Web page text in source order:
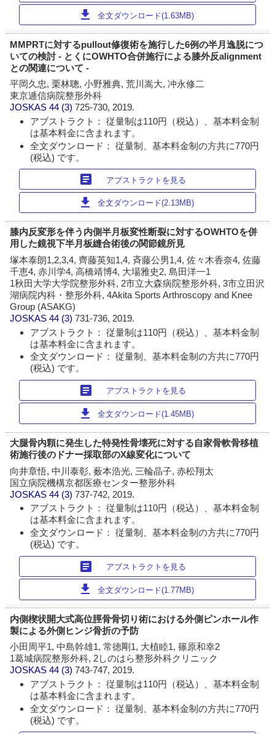
download 全文ダウンロード(1.63MB)
MMPRTに対するpullout修復術を施行した6例の半月逸脱につ
いての検討 - とくにOWHTO合併施行による膝外反alignment
との関連について -
平岡久忠, 栗林聰, 小野雅典, 荒川嵩大, 冲永修二
東京逓信病院整形外科
JOSKAS 44 (3)725-730, 2019.
アブストラクト： 従量制は110円（税込）、基本料金制
は基本料金に含まれます。
全文ダウンロード： 従量制、基本料金制の方共に770円
(税込) です。
article アブストラクトを見る
download 全文ダウンロード(2.13MB)
膝内反変形を伴う内側半月板変性断裂に対するOWHTOを併
用した鏡視下半月板縫合術後の関節鏡所見
塚本泰朗1,2,3,4, 齊藤英知1,4, 斉藤公男1,4, 佐々木香奈4, 佐藤
千恵4, 赤川学4, 高橋靖博4, 大場雅史2, 島田洋一1
1秋田大学大学院整形外科, 2市立大森病院整形外科, 3市立田沢
湖病院内科・整形外科, 4Akita Sports Arthroscopy and Knee
Group (ASAKG)
JOSKAS 44 (3)731-736, 2019.
アブストラクト： 従量制は110円（税込）、基本料金制
は基本料金に含まれます。
全文ダウンロード： 従量制、基本料金制の方共に770円
(税込) です。
article アブストラクトを見る
download 全文ダウンロード(1.45MB)
大腿骨内顆に発生した特発性骨壊死に対する自家骨軟骨移植
術施行後のドナー採取部のX線変化について
向井章悟, 中川泰彰, 薮本浩光, 三輪晶子, 赤松翔太
国立病院機構京都医療センター整形外科
JOSKAS 44 (3)737-742, 2019.
アブストラクト： 従量制は110円（税込）、基本料金制
は基本料金に含まれます。
全文ダウンロード： 従量制、基本料金制の方共に770円
(税込) です。
article アブストラクトを見る
download 全文ダウンロード(1.77MB)
内側楔状開大式高位脛骨骨切り術における外側ピンホール作
製による外側ヒンジ骨折の予防
小田周平1, 中島幹雄1, 常徳剛1, 大植睦1, 篠原和幸2
1葛城病院整形外科, 2しのはら整形外科クリニック
JOSKAS 44 (3)743-747, 2019.
アブストラクト： 従量制は110円（税込）、基本料金制
は基本料金に含まれます。
全文ダウンロード： 従量制、基本料金制の方共に770円
(税込) です。